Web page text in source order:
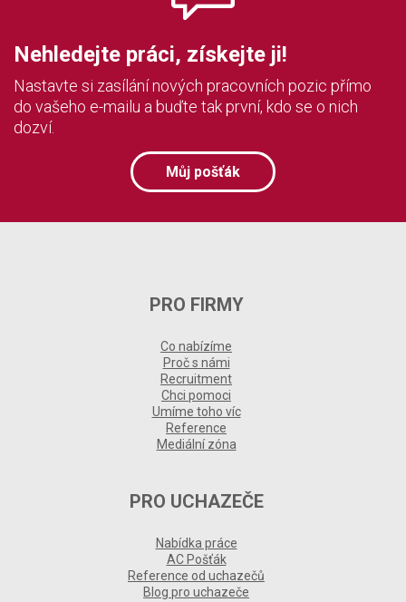
Nehledejte práci, získejte ji!
Nastavte si zasílání nových pracovních pozic přímo
do vašeho e-mailu a buďte tak první, kdo se o nich
dozví.
Můj pošťák
PRO FIRMY
Co nabízíme
Proč s námi
Recruitment
Chci pomoci
Umíme toho víc
Reference
Mediální zóna
PRO UCHAZEČE
Nabídka práce
AC Pošťák
Reference od uchazečů
Blog pro uchazeče